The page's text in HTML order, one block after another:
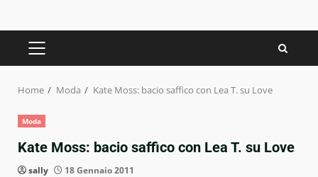
PRIMARY
Home Moda Kate Moss: bacio saffico con Lea T. su Love
Moda
Kate Moss: bacio saffico con Lea T. su Love
sally 18 Gennaio 2011